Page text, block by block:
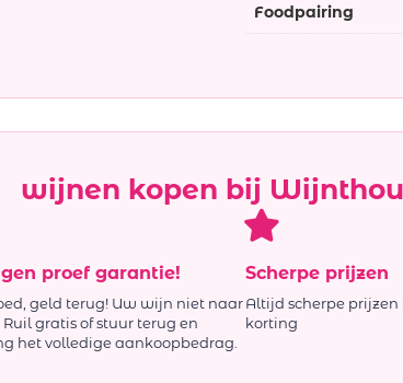
Foodpairing
wijnen kopen bij
proef garantie!
geld terug! Uw wijn niet naar
Ruil gratis of stuur terug en
het volledige aankoopbedrag.
Scherpe prijzen
Altijd scherpe
korting